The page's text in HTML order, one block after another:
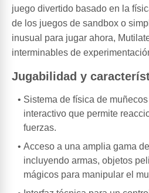
juego divertido basado en la
de los juegos de sandbox o
inusual para jugar ahora,
interminables de
Jugabilidad y
Sistema de física de
interactivo que permite
fuerzas.
Acceso a una amplia gama
incluyendo armas, objetos
mágicos para manipular el